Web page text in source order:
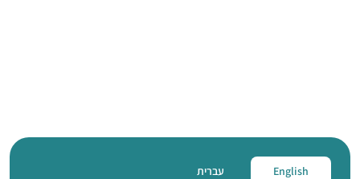
English עברית